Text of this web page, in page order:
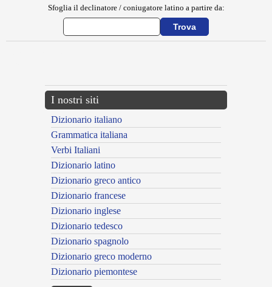
Sfoglia il declinatore / coniugatore latino a partire da:
I nostri siti
Dizionario italiano
Grammatica italiana
Verbi Italiani
Dizionario latino
Dizionario greco antico
Dizionario francese
Dizionario inglese
Dizionario tedesco
Dizionario spagnolo
Dizionario greco moderno
Dizionario piemontese